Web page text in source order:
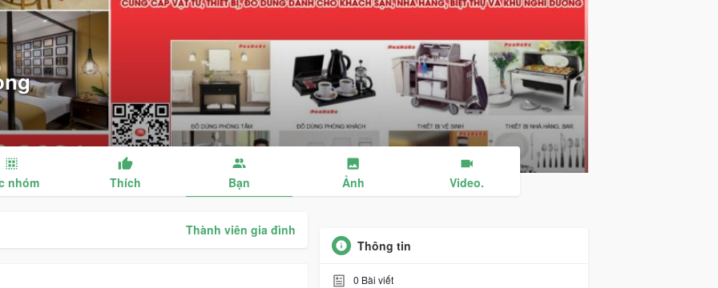
nhóm Thích Bạn Ảnh Video.
Thành viên gia đình
Thông tin
0 Bài viết